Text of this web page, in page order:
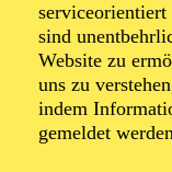
serviceorientiert
sind
Website zu
uns zu
indem
gemeldet
TICKETS
55,20 52,70€
EN: SCHAUSPIEL